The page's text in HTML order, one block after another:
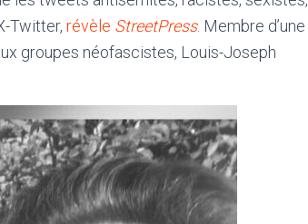
Twitter, révèle StreetPress. Membre d’une
groupes néofascistes, Louis-Joseph